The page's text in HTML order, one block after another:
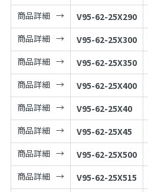
商品詳細
V95-62-25X290
商品詳細
V95-62-25X300
商品詳細
V95-62-25X350
商品詳細
V95-62-25X400
商品詳細
V95-62-25X40
商品詳細
V95-62-25X45
商品詳細
V95-62-25X500
商品詳細
V95-62-25X515